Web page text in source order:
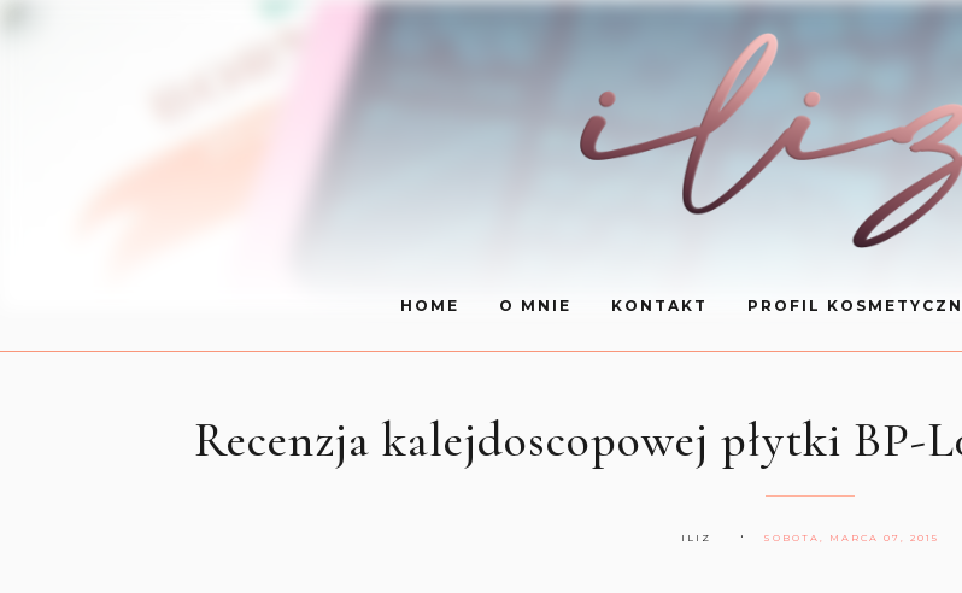
HOME O MNIE KONTAKT PROFIL
Recenzja kalejdoscopowej płytki BP-
ILIZ SOBOTA, MARCA 07, 2015